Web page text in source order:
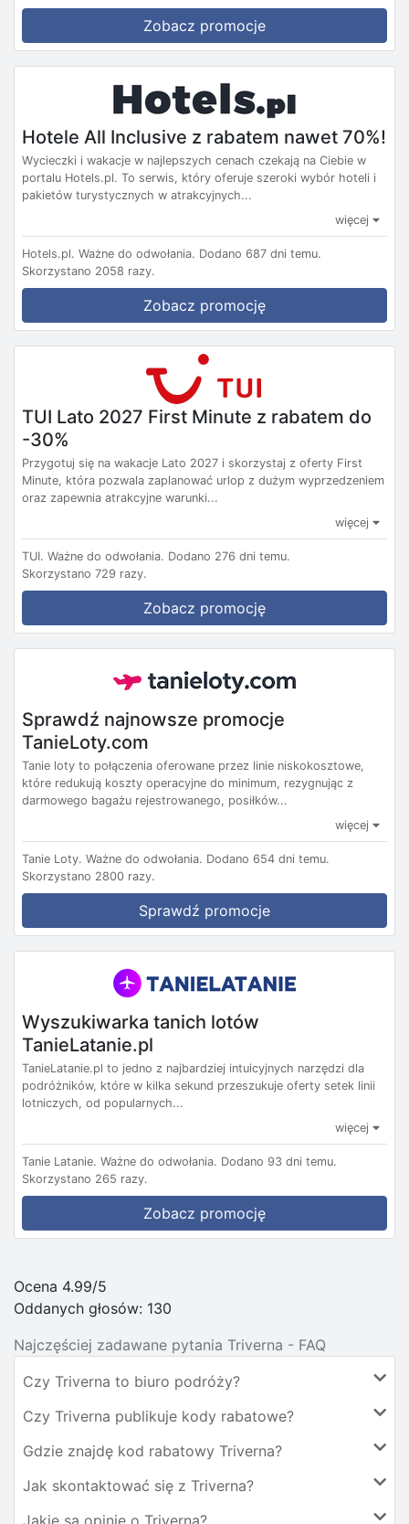
Zobacz promocje
Hotele All Inclusive z rabatem nawet 70%!
Wycieczki i wakacje w najlepszych cenach czekają na Ciebie w
portalu Hotels.pl. To serwis, który oferuje szeroki wybór hoteli i
pakietów turystycznych w atrakcyjnych...
więcej
Hotels.pl. Ważne do odwołania. Dodano 687 dni temu.
Skorzystano 2058 razy.
Zobacz promocję
TUI Lato 2027 First Minute z rabatem do
-30%
Przygotuj się na wakacje Lato 2027 i skorzystaj z oferty First
Minute, która pozwala zaplanować urlop z dużym wyprzedzeniem
oraz zapewnia atrakcyjne warunki...
więcej
TUI. Ważne do odwołania. Dodano 276 dni temu.
Skorzystano 729 razy.
Zobacz promocję
Sprawdź najnowsze promocje
TanieLoty.com
Tanie loty to połączenia oferowane przez linie niskokosztowe,
które redukują koszty operacyjne do minimum, rezygnując z
darmowego bagażu rejestrowanego, posiłków...
więcej
Tanie Loty. Ważne do odwołania. Dodano 654 dni temu.
Skorzystano 2800 razy.
Sprawdź promocje
Wyszukiwarka tanich lotów
TanieLatanie.pl
TanieLatanie.pl to jedno z najbardziej intuicyjnych narzędzi dla
podróżników, które w kilka sekund przeszukuje oferty setek linii
lotniczych, od popularnych...
więcej
Tanie Latanie. Ważne do odwołania. Dodano 93 dni temu.
Skorzystano 265 razy.
Zobacz promocję
Ocena 4.99/5
Oddanych głosów: 130
Najczęściej zadawane pytania Triverna - FAQ
Czy Triverna to biuro podróży?
Czy Triverna publikuje kody rabatowe?
Gdzie znajdę kod rabatowy Triverna?
Jak skontaktować się z Triverna?